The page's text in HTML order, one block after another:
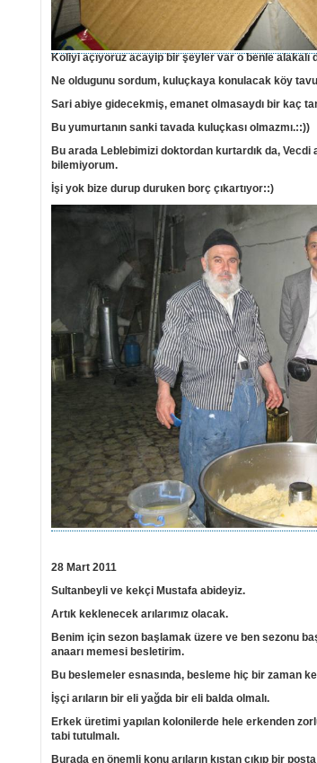
Koliyi açıyoruz acayip bir şeyler var o benle alakalı
Ne oldugunu sordum, kuluçkaya konulacak köy
Sari abiye gidecekmiş, emanet olmasaydı bir kaç
Bu yumurtanın sanki tavada kuluçkası olmazmı.::))
Bu arada Leblebimizi doktordan kurtardık da, Vecdi
bilemiyorum.
İşi yok bize durup duruken borç çıkartıyor::)
28 Mart 2011
Sultanbeyli ve kekçi Mustafa abideyiz.
Artık keklenecek arılarımız olacak.
Benim için sezon başlamak üzere ve ben sezonu
anaarı memesi besletirim.
Bu beslemeler esnasında, besleme hiç bir zaman
İşçi arıların bir eli yağda bir eli balda olmalı.
Erkek üretimi yapılan kolonilerde hele erkenden
tabi tutulmalı.
Burada en önemli konu arıların kıştan çıkıp bir